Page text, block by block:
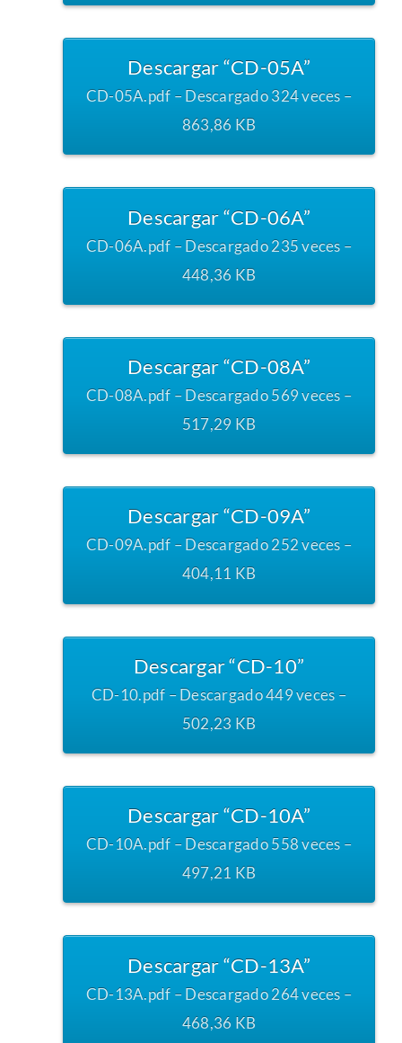
Descargar “CD-05A”
CD-05A.pdf – Descargado 324 veces –
863,86 KB
Descargar “CD-06A”
CD-06A.pdf – Descargado 235 veces –
448,36 KB
Descargar “CD-08A”
CD-08A.pdf – Descargado 569 veces –
517,29 KB
Descargar “CD-09A”
CD-09A.pdf – Descargado 252 veces –
404,11 KB
Descargar “CD-10”
CD-10.pdf – Descargado 449 veces –
502,23 KB
Descargar “CD-10A”
CD-10A.pdf – Descargado 558 veces –
497,21 KB
Descargar “CD-13A”
CD-13A.pdf – Descargado 264 veces –
468,36 KB